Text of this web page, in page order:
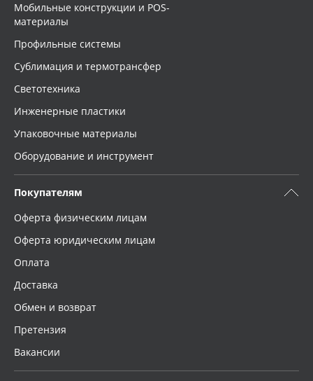
Мобильные конструкции и POS-
материалы
Профильные системы
Сублимация и термотрансфер
Светотехника
Инженерные пластики
Упаковочные материалы
Оборудование и инструмент
Покупателям
Оферта физическим лицам
Оферта юридическим лицам
Оплата
Доставка
Обмен и возврат
Претензия
Вакансии